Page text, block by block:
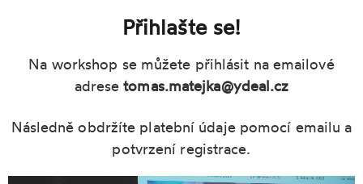
Přihlašte se!
Na workshop se můžete přihlásit na emailové
adresetomas.matejka@ydeal.cz
Následně obdržíte platební údaje pomocí emailu a
potvrzení registrace.